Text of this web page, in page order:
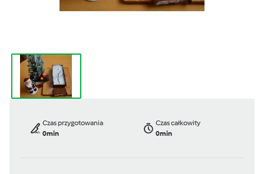
Czas przygotowania
0min
Czas całkowity
0min